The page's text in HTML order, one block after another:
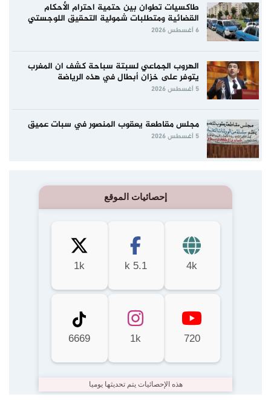
طاكسيات تطوان بين حتمية احترام الأحكام
القضائية ومتطلبات شمولية التحقيق اللوجستي
6 أغسطس 2026
الهروب الجماعي لسبتة سباحة كشف ان المغرب
يتوفر على خزان أبطال في هذه الرياضة
5 أغسطس 2026
مجلس مقاطعة يعقوب المنصور في سبات عميق
5 أغسطس 2026
إحصائيات الموقع
4k
5.1 k
1k
720
1k
6669
هذه الإحصائيات يتم تحديثها يوميا